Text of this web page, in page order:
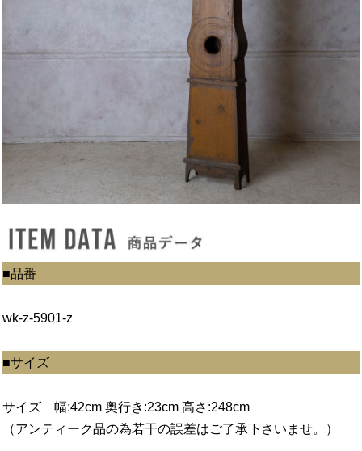
■品番
wk-z-5901-z
■サイズ
サイズ 幅:42cm 奥行き:23cm 高さ:248cm
（アンティーク品の為若干の誤差はご了承下さいませ。）